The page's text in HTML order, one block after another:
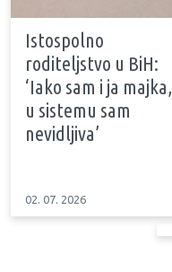
Istospolno
roditeljstvo u BiH:
‘Iako sam i ja majka,
u sistemu sam
nevidljiva’
02. 07. 2026